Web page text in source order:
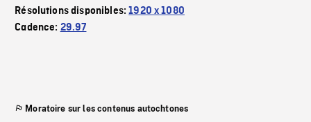
Résolutions disponibles:1920 x 1080
Cadence: 29.97
Moratoire sur les contenus autochtones